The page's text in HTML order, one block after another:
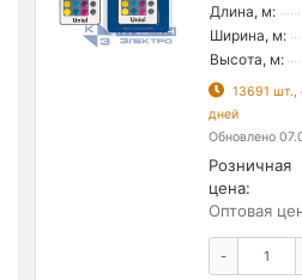
Длина, м:
Ширина, м:
Высота, м:
13691 шт.,
дней
Обновлено
Розничная
цена:
Оптовая
-